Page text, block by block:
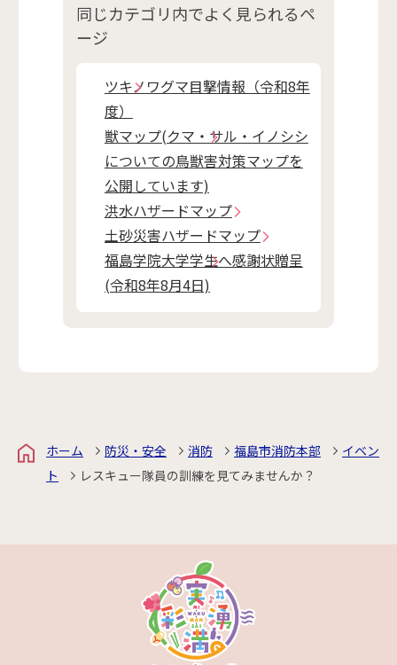
同じカテゴリ内でよく見られるペ
ージ
ツキノワグマ目撃情報（令和8年
度）
獣マップ(クマ・サル・イノシシ
についての鳥獣害対策マップを
公開しています)
洪水ハザードマップ
土砂災害ハザードマップ
福島学院大学学生へ感謝状贈呈
(令和8年8月4日)
ホーム 防災・安全 消防 福島市消防本部
イベン
ト
レスキュー隊員の訓練を見てみませんか？